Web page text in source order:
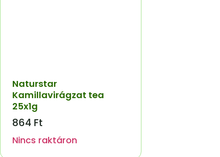
Naturstar
Kamillavirágzat tea
25x1g
864 Ft
Nincs raktáron